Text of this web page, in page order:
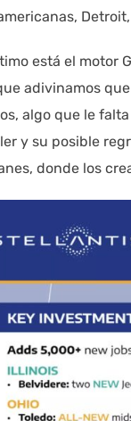
está el motor
adivinamos
algo que le
y su posible
donde los